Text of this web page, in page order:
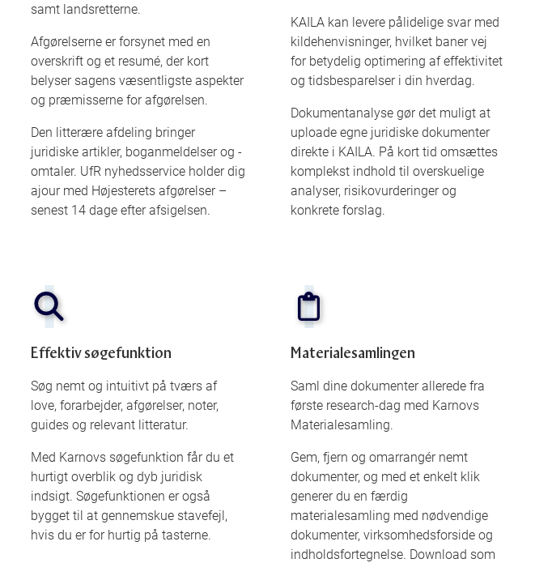
samt landsretterne.
Afgørelserne er forsynet med en
overskrift og et resumé, der kort
belyser sagens væsentligste aspekter
og præmisserne for afgørelsen.
Den litterære afdeling bringer
juridiske artikler, boganmeldelser og -
omtaler. UfR nyhedsservice holder dig
ajour med Højesterets afgørelser –
senest 14 dage efter afsigelsen.
KAILA kan levere pålidelige svar med
kildehenvisninger, hvilket baner vej
for betydelig optimering af effektivitet
og tidsbesparelser i din hverdag.
Dokumentanalyse gør det muligt at
uploade egne juridiske dokumenter
direkte i KAILA. På kort tid omsættes
komplekst indhold til overskuelige
analyser, risikovurderinger og
konkrete forslag.
Effektiv søgefunktion
Søg nemt og intuitivt på tværs af
love, forarbejder, afgørelser, noter,
guides og relevant litteratur.
Med Karnovs søgefunktion får du et
hurtigt overblik og dyb juridisk
indsigt. Søgefunktionen er også
bygget til at gennemskue stavefejl,
hvis du er for hurtig på tasterne.
Materialesamlingen
Saml dine dokumenter allerede fra
første research-dag med Karnovs
Materialesamling.
Gem, fjern og omarrangér nemt
dokumenter, og med et enkelt klik
generer du en færdig
materialesamling med nødvendige
dokumenter, virksomhedsforside og
indholdsfortegnelse. Download som